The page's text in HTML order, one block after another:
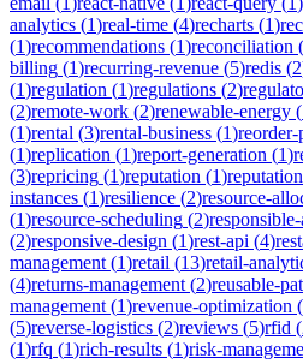
analytics (1)real-time (4)recharts (1)
(1)recommendations (1)reconciliation (
billing (1)recurring-revenue (5)redis (2
(1)regulation (1)regulations (2)
(2)remote-work (2)renewable-energy (
(1)rental (3)rental-business (1)
(1)replication (1)report-generation (1)
(3)repricing (1)reputation (1)
instances (1)resilience (2)resource-
(1)resource-scheduling (2)responsible-
(2)responsive-design (1)rest-api (4)
management (1)retail (13)retail-
(4)returns-management (2)reusable-
management (1)revenue-optimization (
(5)reverse-logistics (2)reviews (5)rfid (
(1)rfq (1)rich-results (1)risk-